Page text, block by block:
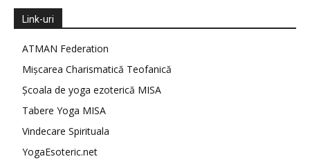
Link-uri
ATMAN Federation
Mișcarea Charismatică Teofanică
Școala de yoga ezoterică MISA
Tabere Yoga MISA
Vindecare Spirituala
YogaEsoteric.net